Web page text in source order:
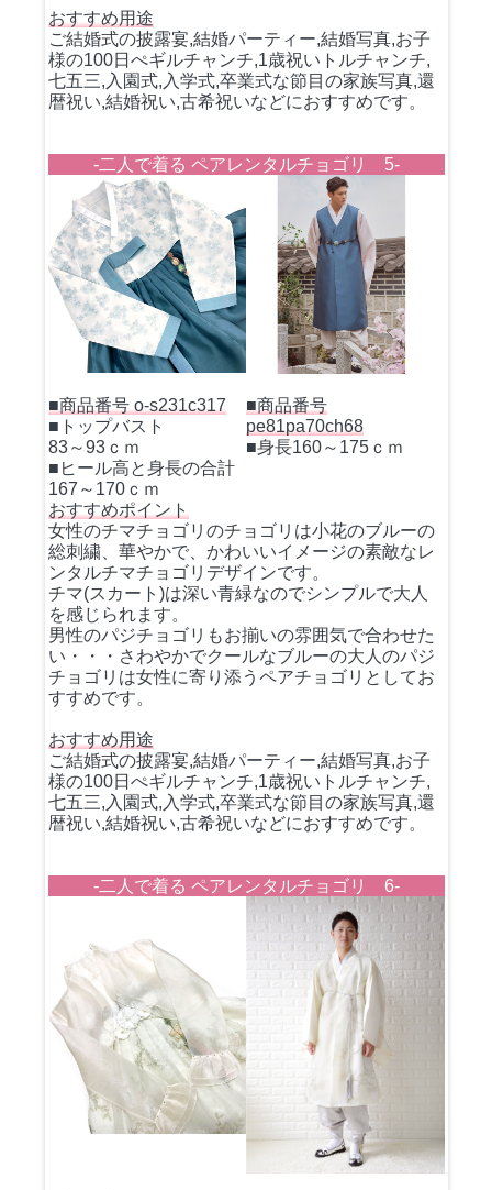
おすすめ用途
ご結婚式の披露宴,結婚パーティー,結婚写真,お子
様の100日ぺギルチャンチ,1歳祝いトルチャンチ,
七五三,入園式,入学式,卒業式な節目の家族写真,還
暦祝い,結婚祝い,古希祝いなどにおすすめです。
-二人で着る ペアレンタルチョゴリ 5-
■商品番号 o-s231c317
■トップバスト
83～93ｃｍ
■ヒール高と身長の合計
167～170ｃｍ
■商品番号
pe81pa70ch68
■身長160～175ｃｍ
おすすめポイント
女性のチマチョゴリのチョゴリは小花のブルーの
総刺繍、華やかで、かわいいイメージの素敵なレ
ンタルチマチョゴリデザインです。
チマ(スカート)は深い青緑なのでシンプルで大人
を感じられます。
男性のパジチョゴリもお揃いの雰囲気で合わせた
い・・・さわやかでクールなブルーの大人のパジ
チョゴリは女性に寄り添うペアチョゴリとしてお
すすめです。
おすすめ用途
ご結婚式の披露宴,結婚パーティー,結婚写真,お子
様の100日ぺギルチャンチ,1歳祝いトルチャンチ,
七五三,入園式,入学式,卒業式な節目の家族写真,還
暦祝い,結婚祝い,古希祝いなどにおすすめです。
-二人で着る ペアレンタルチョゴリ 6-